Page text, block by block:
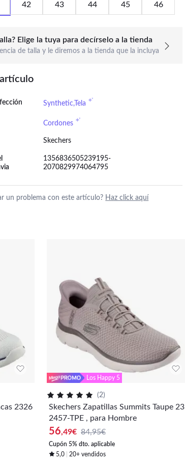
42 43 44 45 46
Elige la tuya para decírselo a la tienda
de talla y le diremos a la tienda que la incluya
Synthetic,Tela
Cordones
Skechers
1356836505239195-
2070829974064795
un problema con este artículo? Haz click aquí
2326
Los Happy 5
(2)
Skechers Zapatillas Summits Taupe 23
2457-TPE , para Hombre
56,49€ 84,95€
Cupón 5% dto. aplicable
5,0
20+ vendidos